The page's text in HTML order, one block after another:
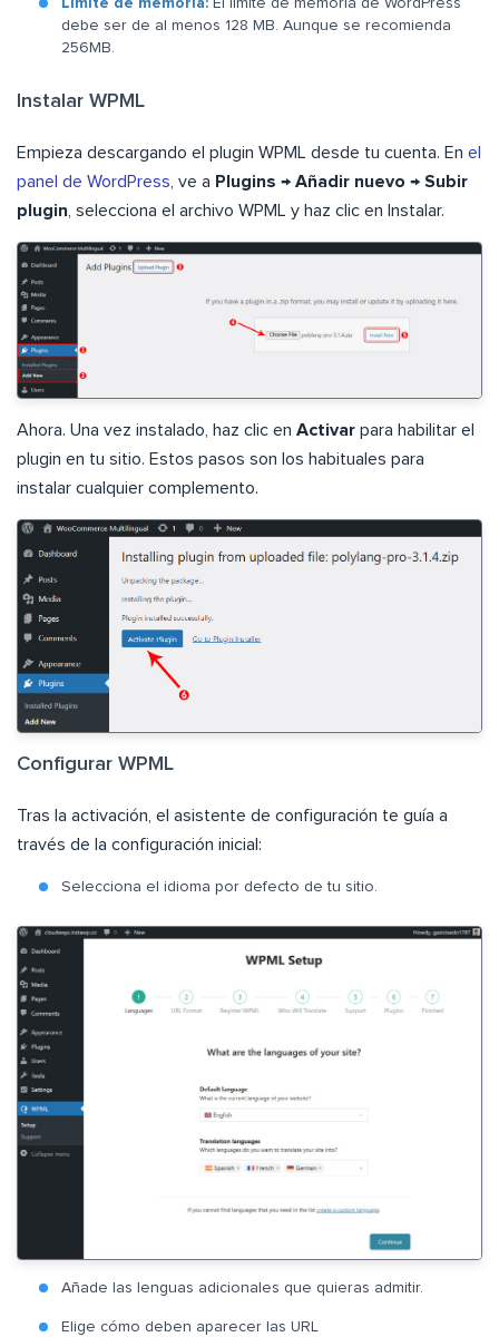
Límite de memoria: El límite de memoria de WordPress
debe ser de al menos 128 MB. Aunque se recomienda
256MB.
Instalar WPML
Empieza descargando el plugin WPML desde tu cuenta. En el
panel de WordPress, ve a Plugins → Añadir nuevo → Subir
plugin, selecciona el archivo WPML y haz clic en Instalar.
Ahora. Una vez instalado, haz clic en Activar para habilitar el
plugin en tu sitio. Estos pasos son los habituales para
instalar cualquier complemento.
Configurar WPML
Tras la activación, el asistente de configuración te guía a
través de la configuración inicial:
Selecciona el idioma por defecto de tu sitio.
Añade las lenguas adicionales que quieras admitir.
Elige cómo deben aparecer las URL